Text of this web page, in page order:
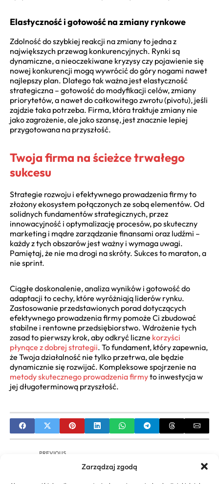
Zarządzaj zgodą
Elastyczność i gotowość na zmiany rynkowe
Zdolność do szybkiej reakcji na zmiany to jedna z
największych przewag konkurencyjnych. Rynki są
dynamiczne, a nieoczekiwane kryzysy czy pojawienie się
nowej konkurencji mogą wywrócić do góry nogami nawet
najlepszy plan. Dlatego tak ważna jest elastyczność
strategiczna – gotowość do modyfikacji celów, zmiany
priorytetów, a nawet do całkowitego zwrotu (pivotu), jeśli
zajdzie taka potrzeba. Firma, która traktuje zmiany nie
jako zagrożenie, ale jako szansę, jest znacznie lepiej
przygotowana na przyszłość.
Twoja firma na ścieżce trwałego
sukcesu
Strategie rozwoju i efektywnego prowadzenia firmy to
złożony ekosystem połączonych ze sobą elementów. Od
solidnych fundamentów strategicznych, przez
innowacyjność i optymalizację procesów, po skuteczny
marketing i mądre zarządzanie finansami oraz ludźmi –
każdy z tych obszarów jest ważny i wymaga uwagi.
Pamiętaj, że nie ma drogi na skróty. Sukces to maraton, a
nie sprint.
Ciągłe doskonalenie, analiza wyników i gotowość do
adaptacji to cechy, które wyróżniają liderów rynku.
Zastosowanie przedstawionych porad dotyczących
efektywnego prowadzenia firmy pomoże Ci zbudować
stabilne i rentowne przedsiębiorstwo. Wdrożenie tych
zasad to pierwszy krok, aby odkryć liczne korzyści
płynące z dobrej strategii. To fundament, który zapewnia,
że Twoja działalność nie tylko przetrwa, ale będzie
dynamicznie się rozwijać. Kompleksowe spojrzenie na
metody skutecznego prowadzenia firmyto inwestycja w
jej długoterminową przyszłość.
PREVIOUS
Jak pozyskać dofinansowanie dla firm? Kompletny